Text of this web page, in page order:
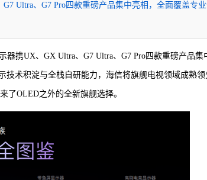
Ultra、G7 Pro四款重磅产品集中亮相，全面覆盖专
器携UX、GX Ultra、G7 Ultra、G7 Pro四款重磅产品集
技术积淀与全栈自研能力，海信将旗舰电视领域成熟领
了OLED之外的全新旗舰选择。